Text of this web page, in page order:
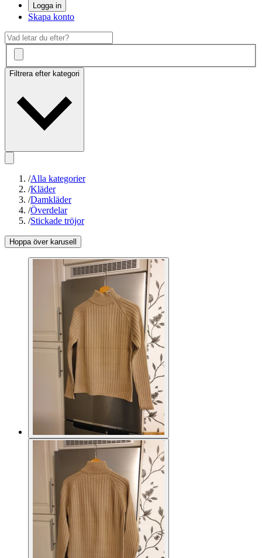
Logga in
Skapa konto
Filtrera efter kategori
/Alla kategorier
/Kläder
/Damkläder
/Överdelar
/Stickade tröjor
Hoppa över karusell